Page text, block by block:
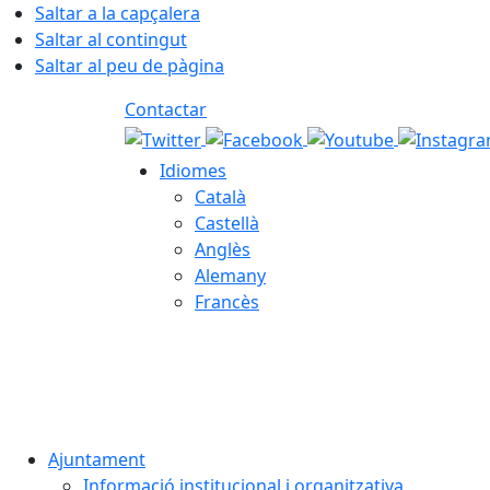
Saltar a la capçalera
Saltar al contingut
Saltar al peu de pàgina
Contactar
Idiomes
Català
Castellà
Anglès
Alemany
Francès
Ajuntament